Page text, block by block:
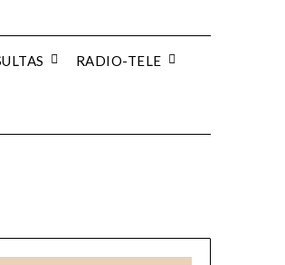
RADIO-TELE